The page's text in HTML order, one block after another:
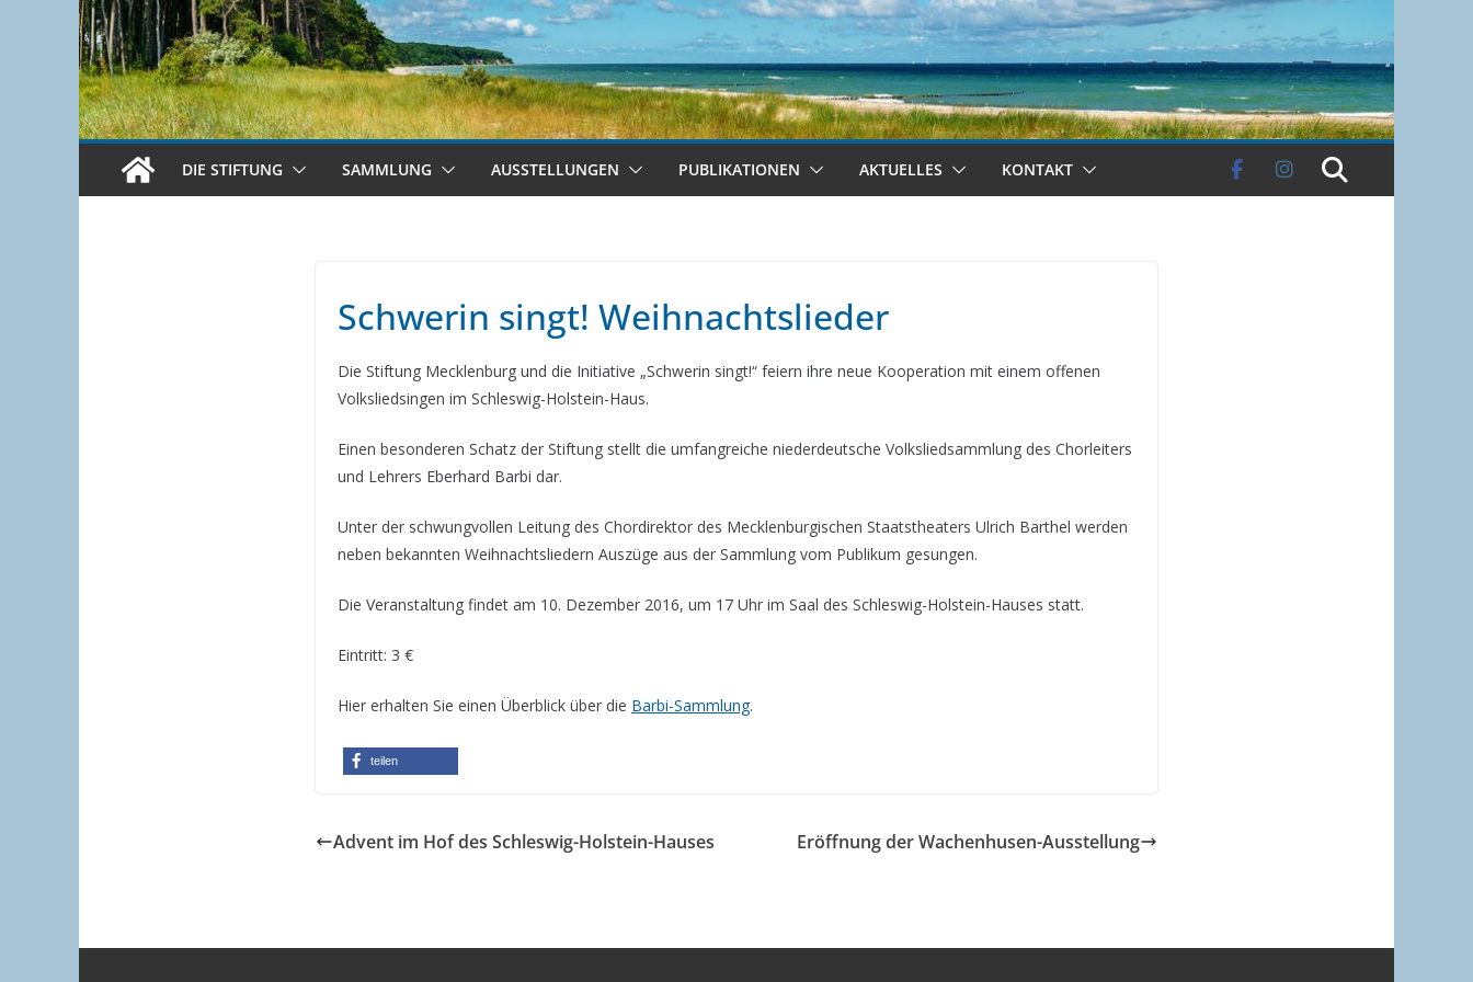
DIE STIFTUNG SAMMLUNG AUSSTELLUNGEN PUBLIKATIONEN AKTUELLES KONTAKT
Schwerin singt! Weihnachtslieder
Die Stiftung Mecklenburg und die Initiative „Schwerin singt!“ feiern ihre neue Kooperation mit einem offenen
Volksliedsingen im Schleswig-Holstein-Haus.
Einen besonderen Schatz der Stiftung stellt die umfangreiche niederdeutsche Volksliedsammlung des Chorleiters
und Lehrers Eberhard Barbi dar.
Unter der schwungvollen Leitung des Chordirektor des Mecklenburgischen Staatstheaters Ulrich Barthel werden
neben bekannten Weihnachtsliedern Auszüge aus der Sammlung vom Publikum gesungen.
Die Veranstaltung findet am 10. Dezember 2016, um 17 Uhr im Saal des Schleswig-Holstein-Hauses statt.
Eintritt: 3 €
Hier erhalten Sie einen Überblick über die Barbi-Sammlung.
teilen
Advent im Hof des Schleswig-Holstein-Hauses Eröffnung der Wachenhusen-Ausstellung